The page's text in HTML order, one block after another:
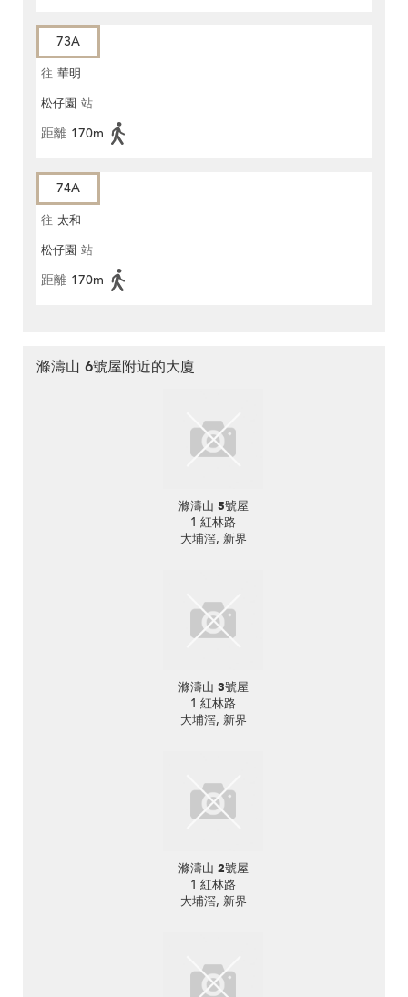
73A
往 華明
松仔園 站
距離 170m
74A
往 太和
松仔園 站
距離 170m
滌濤山 6號屋附近的大廈
滌濤山 5號屋
1 紅林路
大埔滘, 新界
滌濤山 3號屋
1 紅林路
大埔滘, 新界
滌濤山 2號屋
1 紅林路
大埔滘, 新界